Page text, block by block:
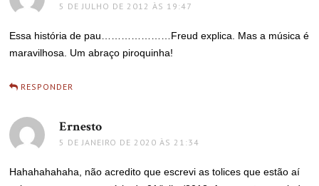
5 DE JULHO DE 2012 ÀS 19:47
Essa história de pau…………………Freud explica. Mas a música é
maravilhosa. Um abraço piroquinha!
RESPONDER
Ernesto
5 DE JANEIRO DE 2020 ÀS 21:34
Hahahahahaha, não acredito que escrevi as tolices que estão aí